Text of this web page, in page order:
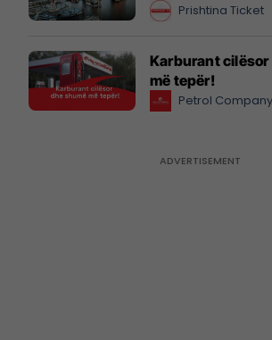
Prishtina Ticket
Karburant cilësor
më tepër!
Petrol Company